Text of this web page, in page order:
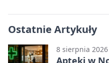
Ostatnie Artykuły
8 sierpnia 2026